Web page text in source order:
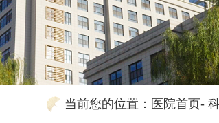
当前您的位置： 医院首页-